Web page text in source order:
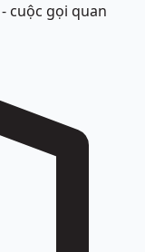
cuộc gọi quan